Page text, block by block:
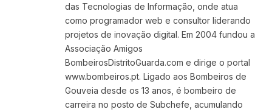
das Tecnologias de Informação, onde atua
como programador web e consultor liderando
projetos de inovação digital. Em 2004 fundou a
Associação Amigos
BombeirosDistritoGuarda.com e dirige o portal
www.bombeiros.pt. Ligado aos Bombeiros de
Gouveia desde os 13 anos, é bombeiro de
carreira no posto de Subchefe, acumulando